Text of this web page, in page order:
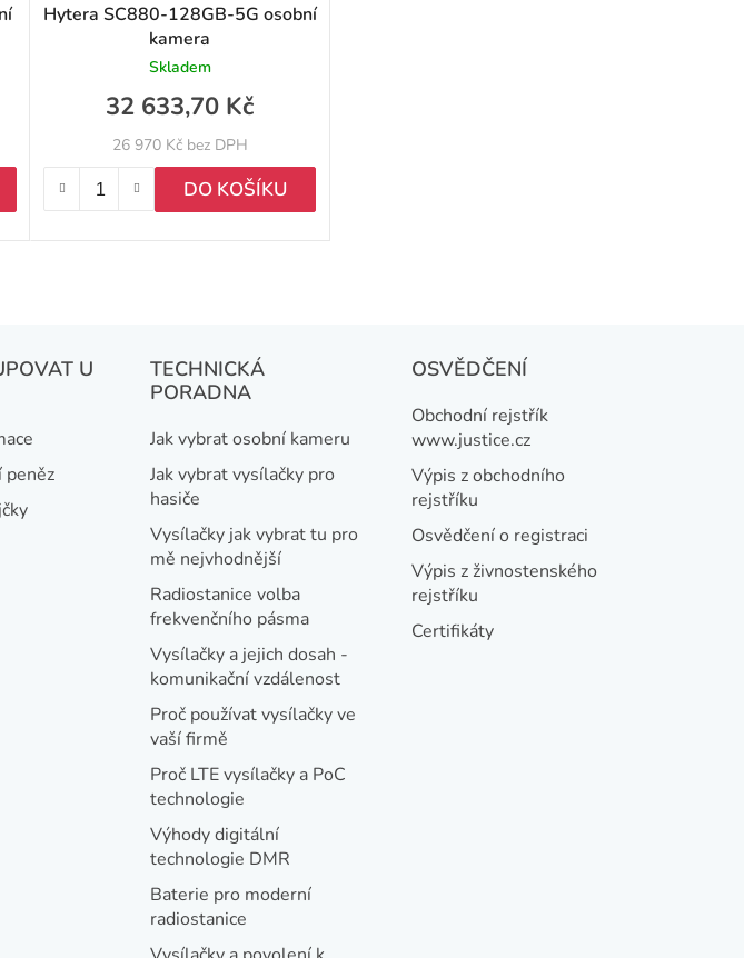
Hytera SC880-128GB-5G osobní
kamera
Skladem
26 970 Kč bez DPH
32 633,70 Kč
DO KOŠÍKU
á
d
a
c
í
p
r
v
k
y
v
ý
p
i
s
u
U
peněz
TECHNICKÁ
PORADNA
Jak vybrat osobní kameru
Jak vybrat vysílačky pro
hasiče
Vysílačky jak vybrat tu pro
mě nejvhodnější
Radiostanice volba
frekvenčního pásma
Vysílačky a jejich dosah -
komunikační vzdálenost
Proč používat vysílačky ve
vaší firmě
Proč LTE vysílačky a PoC
technologie
Výhody digitální
technologie DMR
Baterie pro moderní
radiostanice
OSVĚDČENÍ
Obchodní rejstřík
www.justice.cz
Výpis z obchodního
rejstříku
Osvědčení o registraci
Výpis z živnostenského
rejstříku
Certifikáty